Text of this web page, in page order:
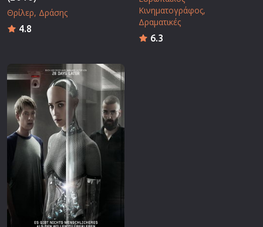
Θρίλερ Δράσης
4.8
Κινηματογράφος
Δραματικές
6.3